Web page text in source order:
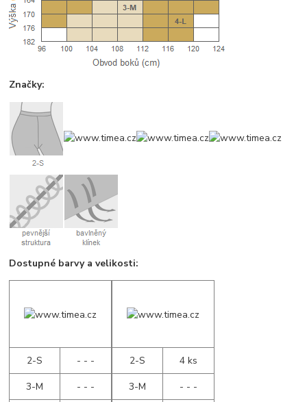
Značky:
Dostupné barvy a velikosti:
2-S
- - -
3-M
- - -
2-S
4 ks
3-M
- - -